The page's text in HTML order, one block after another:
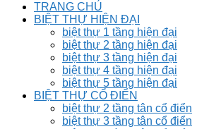
TRANG CHỦ
BIỆT THỰ HIỆN ĐẠI
biệt thự 1 tầng hiện đại
biệt thự 2 tầng hiện đại
biệt thự 3 tầng hiện đại
biệt thự 4 tầng hiện đại
biệt thự 5 tầng hiện đại
BIỆT THỰ CỔ ĐIỂN
biệt thự 2 tầng tân cổ điển
biệt thự 3 tầng tân cổ điển